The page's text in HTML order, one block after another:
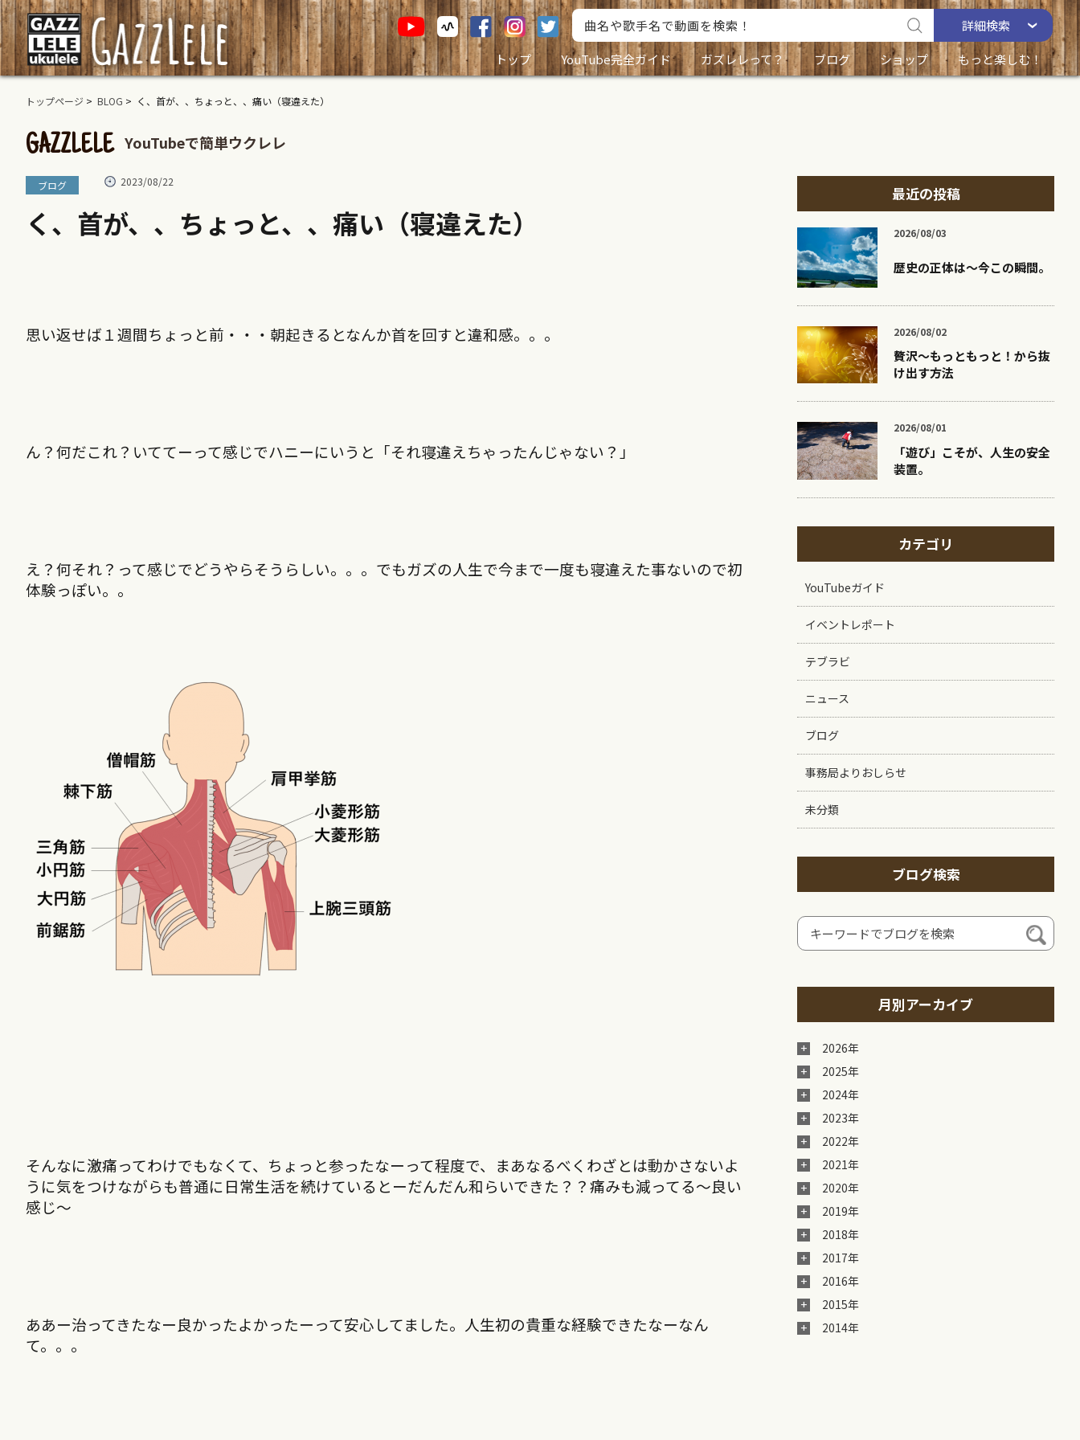
詳細検索
トップ
YouTube完全ガイド ガズレレって？ ブログ ショップ もっと楽しむ！
トップページ > BLOG > く、首が、、ちょっと、、痛い（寝違えた）
GAZZLELE YouTubeで簡単ウクレレ
ブログ 2023/08/22
く、首が、、ちょっと、、痛い（寝違えた）
思い返せば１週間ちょっと前・・・朝起きるとなんか首を回すと違和感。。。
ん？何だこれ？いててーって感じでハニーにいうと「それ寝違えちゃったんじゃない？」
え？何それ？って感じでどうやらそうらしい。。。でもガズの人生で今まで一度も寝違えた事ないので初
体験っぽい。。
そんなに激痛ってわけでもなくて、ちょっと参ったなーって程度で、まあなるべくわざとは動かさないよ
うに気をつけながらも普通に日常生活を続けているとーだんだん和らいできた？？痛みも減ってる〜良い
感じ〜
ああー治ってきたなー良かったよかったーって安心してました。人生初の貴重な経験できたなーなん
て。。。
最近の投稿
2026/08/03
歴史の正体は〜今この瞬間。
2026/08/02
贅沢〜もっともっと！から抜
け出す方法
2026/08/01
「遊び」こそが、人生の安全
装置。
カテゴリ
YouTubeガイド
イベントレポート
テブラビ
ニュース
ブログ
事務局よりおしらせ
未分類
ブログ検索
月別アーカイブ
2026年
2025年
2024年
2023年
2022年
2021年
2020年
2019年
2018年
2017年
2016年
2015年
2014年